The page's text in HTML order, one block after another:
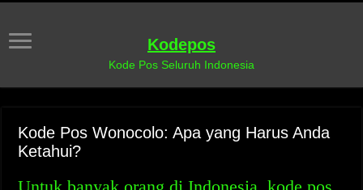
Kodepos
Kode Pos Seluruh Indonesia
Kode Pos Wonocolo: Apa yang Harus Anda
Ketahui?